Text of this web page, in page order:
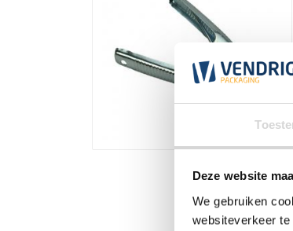
Deze website
We gebruiken
websiteverkeer